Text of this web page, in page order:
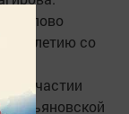
10-летию со
участии
Ульяновской